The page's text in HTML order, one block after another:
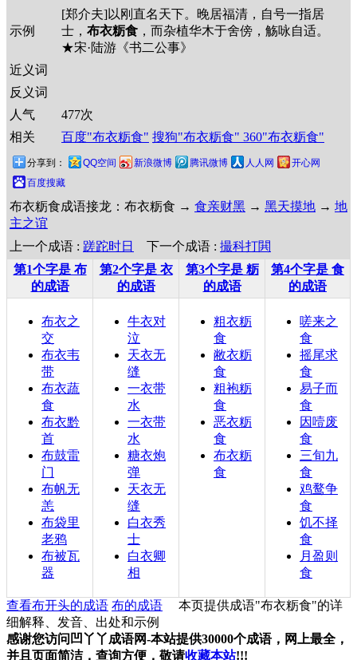
示例
[郑介夫]以刚直名天下。晚居福清，自号一指居
士， 布衣粝食 ，而杂植华木于舍傍，觞咏自适。
★宋·陆游《书二公事》
近义词
反义词
人气
477次
相关
百度"布衣粝食" 搜狗"布衣粝食" 360"布衣粝食"
分享到： QQ空间 新浪微博 腾讯微博 人人网
开心网
百度搜藏
布衣粝食成语接龙：布衣粝食 → 食亲财黑 → 黑天摸地 → 地
主之谊
上一个成语 : 蹉跎时日 下一个成语 : 撮科打閧
第1个字是 布
的成语
第2个字是 衣
的成语
第3个字是 粝
的成语
第4个字是 食
的成语
布衣之
交
布衣韦
带
布衣蔬
食
布衣黔
首
布鼓雷
门
布帆无
恙
布袋里
老鸦
布被瓦
器
牛衣对
泣
天衣无
缝
一衣带
水
一衣带
水
糖衣炮
弹
天衣无
缝
白衣秀
士
白衣卿
相
粗衣粝
食
敝衣粝
食
粗袍粝
食
恶衣粝
食
布衣粝
食
嗟来之
食
摇尾求
食
易子而
食
因噎废
食
三旬九
食
鸡鹜争
食
饥不择
食
月盈则
食
查看布开头的成语 布的成语 本页提供成语"布衣粝食"的详
细解释、发音、出处和示例
感谢您访问凹丫丫成语网-本站提供30000个成语，网上最全，
并且页面简洁，查询方便，敬请收藏本站!!!